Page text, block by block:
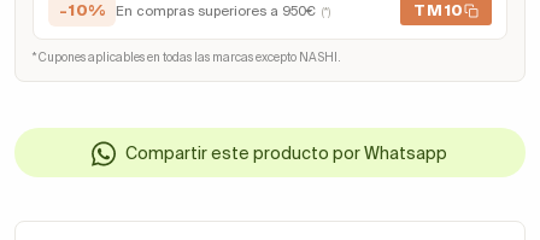
-10% En compras superiores a 950€ (*) TM10
* Cupones aplicables en todas las marcas excepto NASHI.
Compartir este producto por Whatsapp